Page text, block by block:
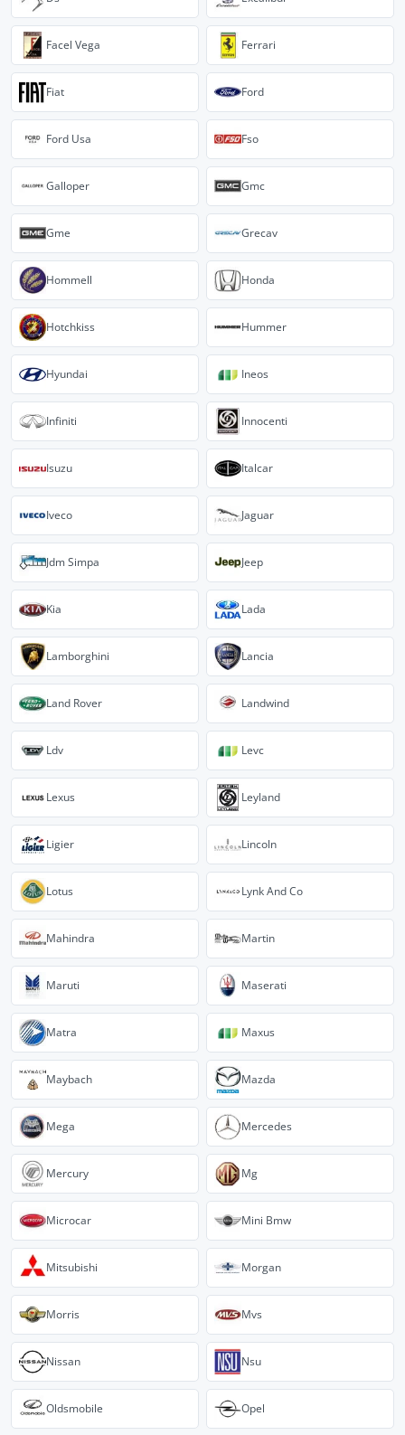
Facel Vega Ferrari
Fiat Ford
Ford Usa Fso
Galloper Gmc
Gme Grecav
Hommell Honda
Hotchkiss Hummer
Hyundai Ineos
Infiniti Innocenti
Isuzu Italcar
Iveco Jaguar
Jdm Simpa Jeep
Kia Lada
Lamborghini Lancia
Land Rover Landwind
Ldv Levc
Lexus Leyland
Ligier Lincoln
Lotus Lynk And Co
Mahindra Martin
Maruti Maserati
Matra Maxus
Maybach Mazda
Mega Mercedes
Mercury Mg
Microcar Mini Bmw
Mitsubishi Morgan
Morris Mvs
Nissan Nsu
Oldsmobile Opel